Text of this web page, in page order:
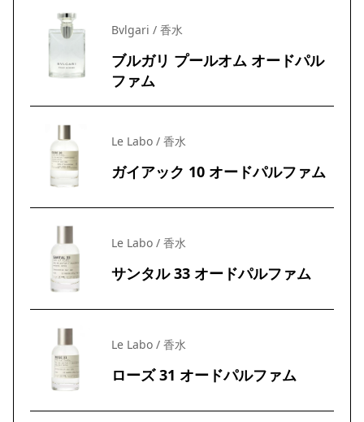
Bvlgari / 香水
ブルガリ プールオム オードパル
ファム
Le Labo / 香水
ガイアック 10 オードパルファム
Le Labo / 香水
サンタル 33 オードパルファム
Le Labo / 香水
ローズ 31 オードパルファム